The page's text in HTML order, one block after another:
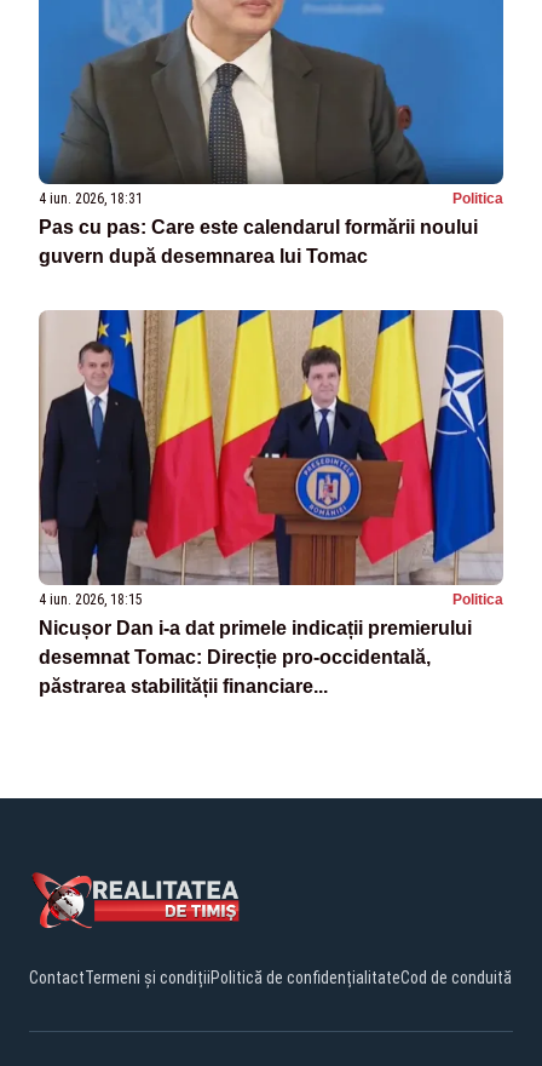
4 iun. 2026, 18:31 Politica
Pas cu pas: Care este calendarul formării noului
guvern după desemnarea lui Tomac
4 iun. 2026, 18:15 Politica
Nicușor Dan i-a dat primele indicații premierului
desemnat Tomac: Direcție pro-occidentală,
păstrarea stabilității financiare...
ContactTermeni și condițiiPolitică de confidențialitateCod de conduită